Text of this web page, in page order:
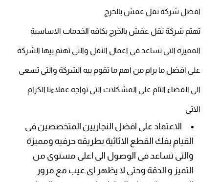
افضل شركة نقل عفش بالخرج
تهتم شركة نقل عفش بالخرج بكافه الخدمات الاساسية
المميزة التى تساعد فى اعمال النقل والتى تهتم بيها الشركة
على افضل ما يرام من اهم ما تقوم بيه الشركة والتى تسعى
الى القضاء التام على المشكلات التى تواجه عملاءنا الكرام
الاتى
الاعتماد على افضل النجاريين المتخصصين فى
القيام بفك القطع الاثاثية بطريقه حرفيه ومميزة
والتى تساعد فى الوصول الى اعلى مستوى من
التميز و الدقة وحتى لا يظهر اى عيب مع مرور